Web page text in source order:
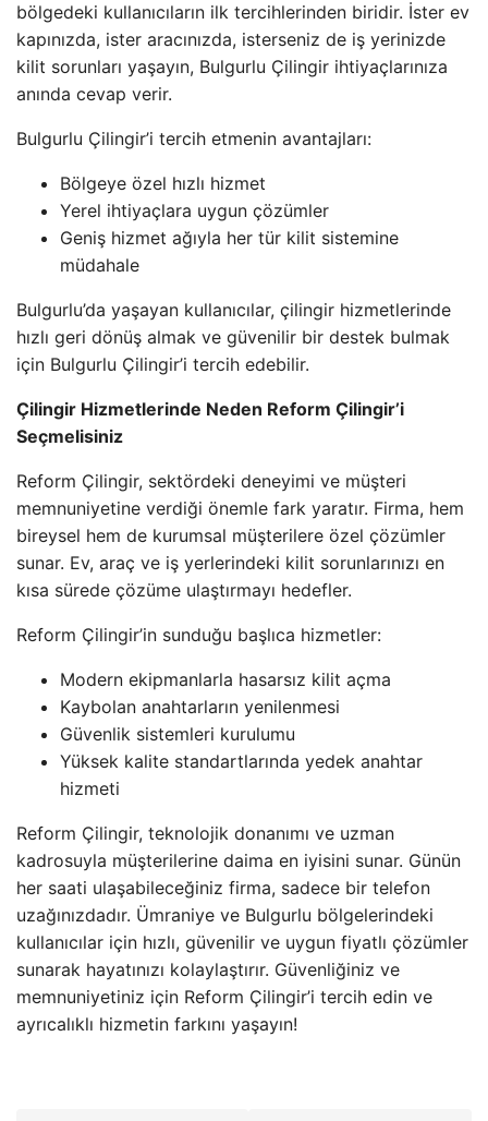
bölgedeki kullanıcıların ilk tercihlerinden biridir. İster ev
kapınızda, ister aracınızda, isterseniz de iş yerinizde
kilit sorunları yaşayın, Bulgurlu Çilingir ihtiyaçlarınıza
anında cevap verir.
Bulgurlu Çilingir’i tercih etmenin avantajları:
Bölgeye özel hızlı hizmet
Yerel ihtiyaçlara uygun çözümler
Geniş hizmet ağıyla her tür kilit sistemine
müdahale
Bulgurlu’da yaşayan kullanıcılar, çilingir hizmetlerinde
hızlı geri dönüş almak ve güvenilir bir destek bulmak
için Bulgurlu Çilingir’i tercih edebilir.
Çilingir Hizmetlerinde Neden Reform Çilingir’i
Seçmelisiniz
Reform Çilingir, sektördeki deneyimi ve müşteri
memnuniyetine verdiği önemle fark yaratır. Firma, hem
bireysel hem de kurumsal müşterilere özel çözümler
sunar. Ev, araç ve iş yerlerindeki kilit sorunlarınızı en
kısa sürede çözüme ulaştırmayı hedefler.
Reform Çilingir’in sunduğu başlıca hizmetler:
Modern ekipmanlarla hasarsız kilit açma
Kaybolan anahtarların yenilenmesi
Güvenlik sistemleri kurulumu
Yüksek kalite standartlarında yedek anahtar
hizmeti
Reform Çilingir, teknolojik donanımı ve uzman
kadrosuyla müşterilerine daima en iyisini sunar. Günün
her saati ulaşabileceğiniz firma, sadece bir telefon
uzağınızdadır. Ümraniye ve Bulgurlu bölgelerindeki
kullanıcılar için hızlı, güvenilir ve uygun fiyatlı çözümler
sunarak hayatınızı kolaylaştırır. Güvenliğiniz ve
memnuniyetiniz için Reform Çilingir’i tercih edin ve
ayrıcalıklı hizmetin farkını yaşayın!